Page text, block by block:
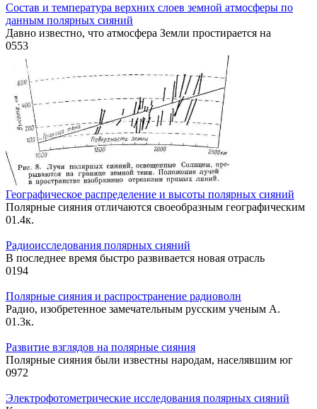
Состав и температура верхних слоев земной атмосферы по
данным полярных сияний
Давно известно, что атмосфера Земли простирается на
0553
Географическое распределение и высоты полярных сияний
Полярные сияния отличаются своеобразным географическим
01.4к.
Радиоисследования полярных сияний
В последнее время быстро развивается новая отрасль
0194
Полярные сияния и распространение радиоволн
Радио, изобретенное замечательным русским ученым А.
01.3к.
Развитие взглядов на полярные сияния
Полярные сияния были известны народам, населявшим юг
0972
Электрофотометрические исследования полярных сияний